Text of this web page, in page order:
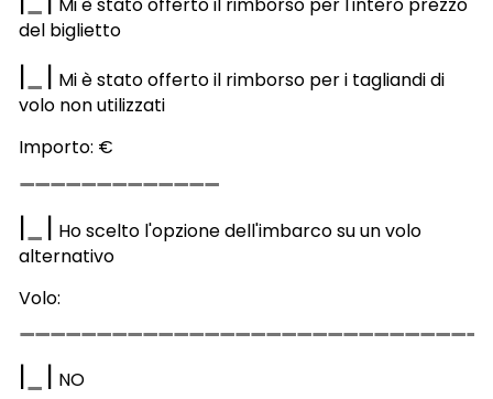
del biglietto
| | Mi è stato offerto il rimborso per i tagliandi di
volo non utilizzati
Importo: €
| | Ho scelto l'opzione dell'imbarco su un volo
alternativo
Volo:
| | NO